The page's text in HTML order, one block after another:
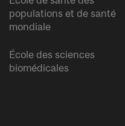
populations et de santé
mondiale
École des sciences
biomédicales